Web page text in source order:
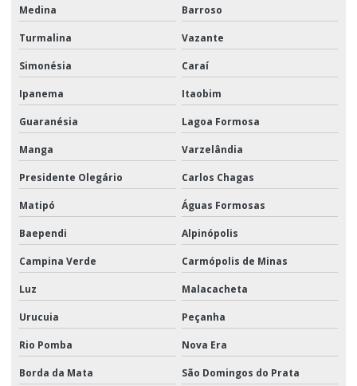
Medina Barroso
Turmalina Vazante
Simonésia Caraí
Ipanema Itaobim
Guaranésia Lagoa Formosa
Manga Varzelândia
Presidente Olegário Carlos Chagas
Matipó Águas Formosas
Baependi Alpinópolis
Campina Verde Carmópolis de Minas
Luz Malacacheta
Urucuia Peçanha
Rio Pomba Nova Era
Borda da Mata São Domingos do Prata